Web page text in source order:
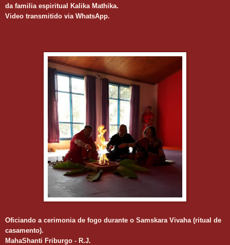
da familia espiritual Kalika Mathika.
Video transmitido via WhatsApp.
Oficiando a cerimonia de fogo durante o Samskara Vivaha (ritual de
casamento).
MahaShanti Friburgo - R.J.